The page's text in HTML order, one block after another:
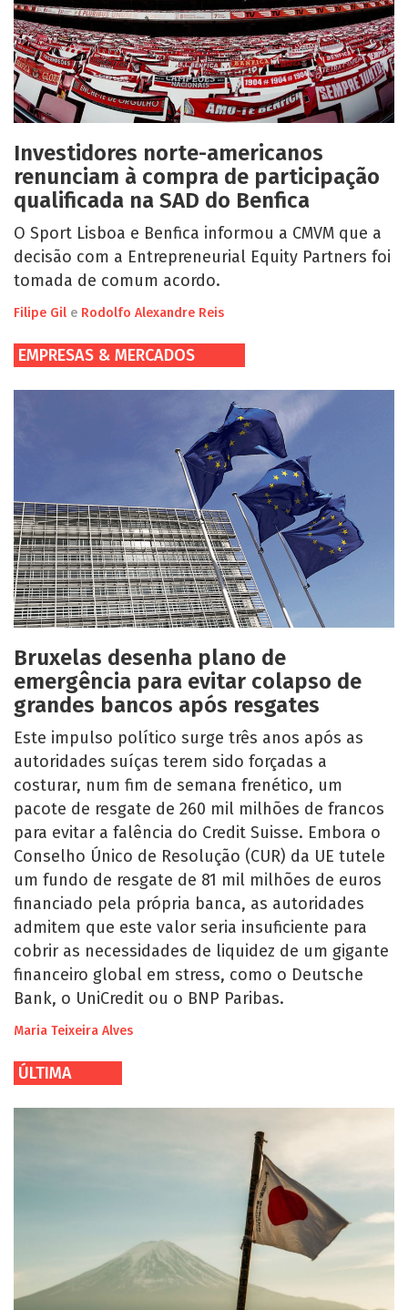
Investidores norte-americanos
renunciam à compra de participação
qualificada na SAD do Benfica
O Sport Lisboa e Benfica informou a CMVM que a
decisão com a Entrepreneurial Equity Partners foi
tomada de comum acordo.
Filipe Gil e Rodolfo Alexandre Reis
EMPRESAS & MERCADOS
Bruxelas desenha plano de
emergência para evitar colapso de
grandes bancos após resgates
Este impulso político surge três anos após as
autoridades suíças terem sido forçadas a
costurar, num fim de semana frenético, um
pacote de resgate de 260 mil milhões de francos
para evitar a falência do Credit Suisse. Embora o
Conselho Único de Resolução (CUR) da UE tutele
um fundo de resgate de 81 mil milhões de euros
financiado pela própria banca, as autoridades
admitem que este valor seria insuficiente para
cobrir as necessidades de liquidez de um gigante
financeiro global em stress, como o Deutsche
Bank, o UniCredit ou o BNP Paribas.
Maria Teixeira Alves
ÚLTIMA